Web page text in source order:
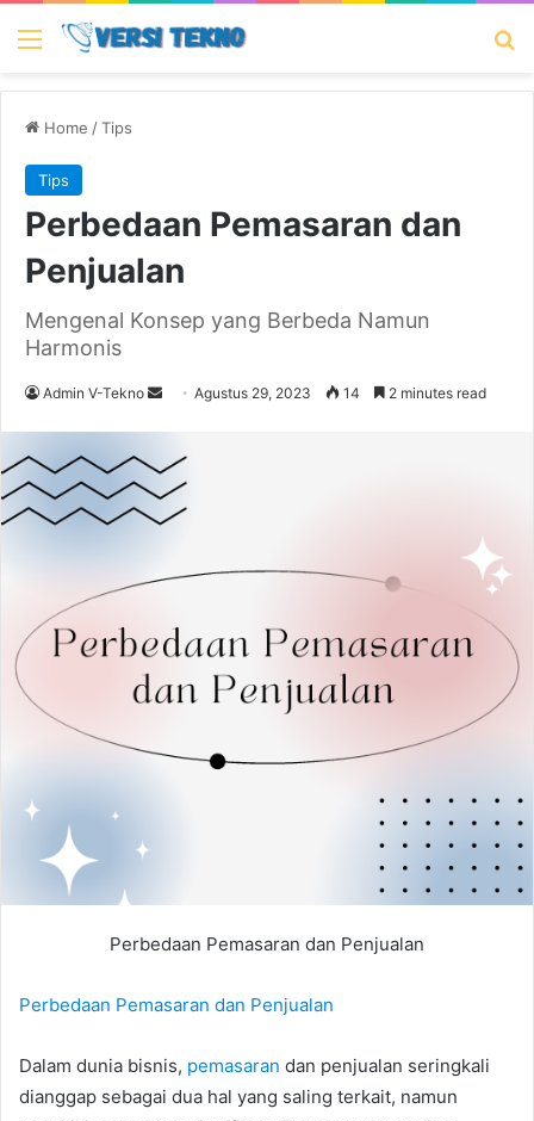
Menu
Home /Tips
Tips
Perbedaan Pemasaran dan
Penjualan
Mengenal Konsep yang Berbeda Namun
Harmonis
Admin V-Tekno
SendAgustus 29, 2023 14 2 minutes read
Perbedaan Pemasaran dan Penjualan
Perbedaan Pemasaran dan Penjualan
Dalam dunia bisnis, pemasaran dan penjualan seringkali
dianggap sebagai dua hal yang saling terkait, namun